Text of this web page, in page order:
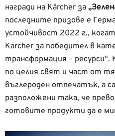
награди на Kärcher за
последните призове е
устойчивост 2022 г.,
Karcher за победител в
трансформация – ресурси“.
по целия свят и част от
въглероден отпечатък, а
разположени така, че
готовите продукти да е